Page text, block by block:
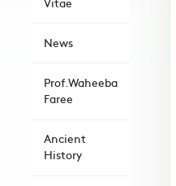
News
Prof.Waheeba
Faree
Ancient
History